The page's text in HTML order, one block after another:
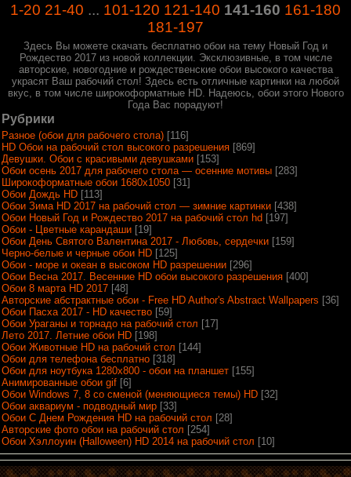
1-20 21-40 ... 101-120 121-140 141-160 161-180
181-197
Здесь Вы можете скачать бесплатно обои на тему Новый Год и
Рождество 2017 из новой коллекции. Эксклюзивные, в том числе
авторские, новогодние и рождественские обои высокого качества
украсят Ваш рабочий стол! Здесь есть отличные картинки на любой
вкус, в том числе широкоформатные HD. Надеюсь, обои этого Нового
Года Вас порадуют!
Рубрики
Разное (обои для рабочего стола) [116]
HD Обои на рабочий стол высокого разрешения [869]
Девушки. Обои с красивыми девушками [153]
Обои осень 2017 для рабочего стола — осенние мотивы [283]
Широкоформатные обои 1680x1050 [31]
Обои Дождь HD [113]
Обои Зима HD 2017 на рабочий стол — зимние картинки [438]
Обои Новый Год и Рождество 2017 на рабочий стол hd [197]
Обои - Цветные карандаши [19]
Обои День Святого Валентина 2017 - Любовь, сердечки [159]
Черно-белые и черные обои HD [125]
Обои - море и океан в высоком HD разрешении [296]
Обои Весна 2017. Весенние HD обои высокого разрешения [400]
Обои 8 марта HD 2017 [48]
Авторские абстрактные обои - Free HD Author's Abstract Wallpapers [36]
Обои Пасха 2017 - HD качество [59]
Обои Ураганы и торнадо на рабочий стол [17]
Лето 2017. Летние обои HD [198]
Обои Животные HD на рабочий стол [144]
Обои для телефона бесплатно [318]
Обои для ноутбука 1280х800 - обои на планшет [155]
Анимированные обои gif [6]
Обои Windows 7, 8 со сменой (меняющиеся темы) HD [32]
Обои аквариум - подводный мир [33]
Обои С Днем Рождения HD на рабочий стол [28]
Авторские фото обои на рабочий стол [254]
Обои Хэллоуин (Halloween) HD 2014 на рабочий стол [10]